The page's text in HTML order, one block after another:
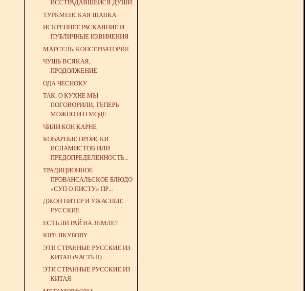
ИССТРАДАВШЕЙСЯ ДУШИ
ТУРКМЕНСКАЯ ШАПКА
ИСКРЕННЕЕ РАСКАЯНИЕ И
ПУБЛИЧНЫЕ ИЗВИНЕНИЯ
МАРСЕЛЬ. КОНСЕРВАТОРИЯ
ЧУШЬ ВСЯКАЯ,
ПРОДОЛЖЕНИЕ
ОДА ЧЕСНОКУ
ТАК, О КУХНЕ МЫ
ПОГОВОРИЛИ, ТЕПЕРЬ
МОЖНО И О МОДЕ
ЧИЛИ КОН КАРНЕ
КОВАРНЫЕ ПРОИСКИ
ИСЛАМИСТОВ ИЛИ
ПРЕДОПРЕДЕЛЕННОСТЬ...
ТРАДИЦИОННОЕ
ПРОВАНСАЛЬСКОЕ БЛЮДО
«СУП О ПИСТУ» ПР...
ДЖОН ПИТЕР И УЖАСНЫЕ
РУССКИЕ
ЕСТЬ ЛИ РАЙ НА ЗЕМЛЕ?
ЮРЕ ЯКУБОВУ
ЭТИ СТРАННЫЕ РУССКИЕ ИЗ
КИТАЯ (ЧАСТЬ II)
ЭТИ СТРАННЫЕ РУССКИЕ ИЗ
КИТАЯ